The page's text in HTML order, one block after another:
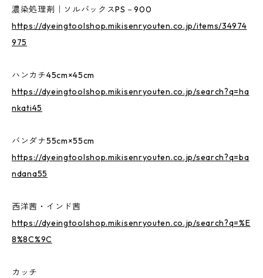
濃染処理剤｜ソルバックスPS－900
https://dyeingtoolshop.mikisenryouten.co.jp/items/34974
975
ハンカチ45cm×45cm
https://dyeingtoolshop.mikisenryouten.co.jp/search?q=ha
nkati45
バンダナ55cm×55cm
https://dyeingtoolshop.mikisenryouten.co.jp/search?q=ba
ndana55
西洋茜・インド茜
https://dyeingtoolshop.mikisenryouten.co.jp/search?q=%E
8%8C%9C
カッチ